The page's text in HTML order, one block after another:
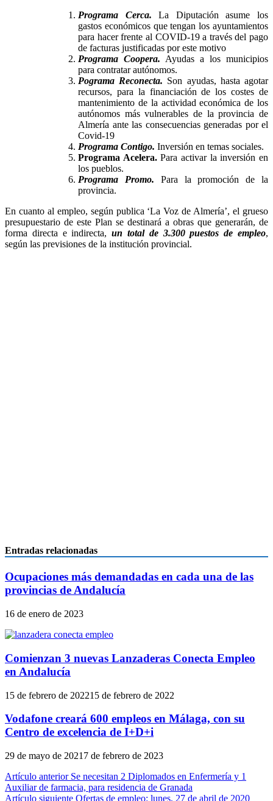
Programa Cerca. La Diputación asume los
gastos económicos que tengan los ayuntamientos
para hacer frente al COVID-19 a través del pago
de facturas justificadas por este motivo
Programa Coopera. Ayudas a los municipios
para contratar autónomos.
Pograma Reconecta. Son ayudas, hasta agotar
recursos, para la financiación de los costes de
mantenimiento de la actividad económica de los
autónomos más vulnerables de la provincia de
Almería ante las consecuencias generadas por el
Covid-19
Programa Contigo. Inversión en temas sociales.
Programa Acelera.Para activar la inversión en
los pueblos.
Programa Promo. Para la promoción de la
provincia.
En cuanto al empleo, según publica ‘La Voz de Almería’, el grueso
presupuestario de este Plan se destinará a obras que generarán, de
forma directa e indirecta,un total de 3.300 puestos de empleo,
según las previsiones de la institución provincial.
Entradas relacionadas
Ocupaciones más demandadas en cada una de las
provincias de Andalucía
16 de enero de 2023
Comienzan 3 nuevas Lanzaderas Conecta Empleo
en Andalucía
15 de febrero de 202215 de febrero de 2022
Vodafone creará 600 empleos en Málaga, con su
Centro de excelencia de I+D+i
29 de mayo de 2021 7 de febrero de 2023
Navegación
de
Artículo anterior Se necesitan 2 Diplomados en Enfermería y 1
Auxiliar de farmacia, para residencia de Granada
Artículo siguiente Ofertas de empleo: lunes, 27 de abril de 2020